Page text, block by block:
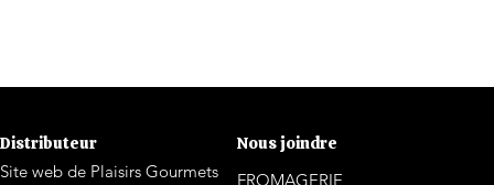
Distributeur
Site web de Plaisirs Gourmets
Nous joindre
FROMAGERIE